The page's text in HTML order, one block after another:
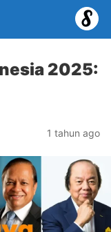
2025:
1 tahun ago